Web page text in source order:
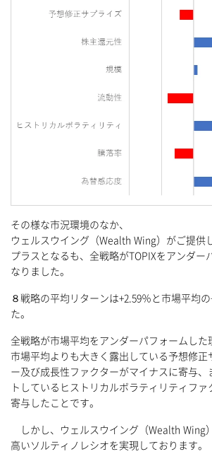
その様な市況環境のなか、
ウェルスウイング（Wealth Wing）がご提供
プラスとなるも、全戦略がTOPIXをアンダー
なりました。
８戦略の平均リターンは+2.59％と市場平均
た。
全戦略が市場平均をアンダーパフォームした
市場平均よりも大きく露出している予想修正
ー及び成長性ファクターがマイナスに寄与、
トしているヒストリカルボラティリティファ
寄与したことです。
しかし、ウェルスウイング（Wealth Wing
高いソルティノレシオを実現しております。